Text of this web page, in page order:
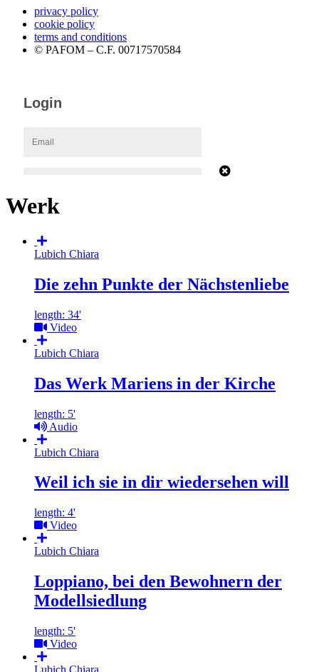
privacy policy
cookie policy
terms and conditions
© PAFOM – C.F. 00717570584
Werk
Lubich Chiara
Die zehn Punkte der Nächstenliebe
length: 34'
Video
Lubich Chiara
Das Werk Mariens in der Kirche
length: 5'
Audio
Lubich Chiara
Weil ich sie in dir wiedersehen will
length: 4'
Video
Lubich Chiara
Loppiano, bei den Bewohnern der
Modellsiedlung
length: 5'
Video